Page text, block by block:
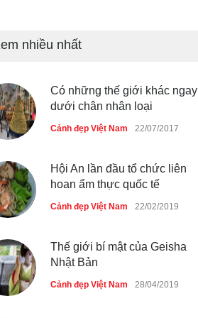
bờ hồ Hà Nội
Bán đảo Sơn Trà sẽ là khu
du lịch quốc gia
Cảnh đẹp Việt Nam 24/04/2020
nhiều nhất
Có những thế giới khác ngay
dưới chân nhân loại
Cảnh đẹp Việt Nam 22/07/2017
Hội An lần đầu tổ chức liên
hoan ẩm thực quốc tế
Cảnh đẹp Việt Nam 22/02/2019
Thế giới bí mật của Geisha
Nhật Bản
Cảnh đẹp Việt Nam 28/04/2019